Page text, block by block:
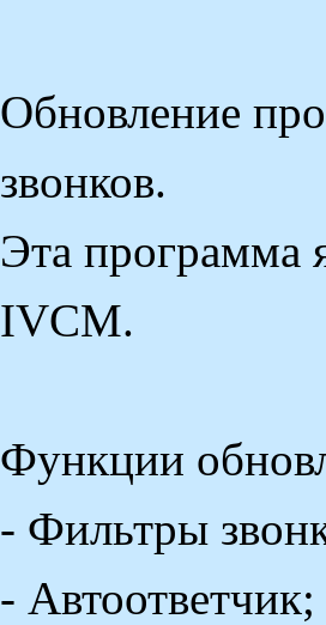
Обновление
звонков.
Эта программа
IVCM.
Функции
- Фильтры
- Автоответчик;